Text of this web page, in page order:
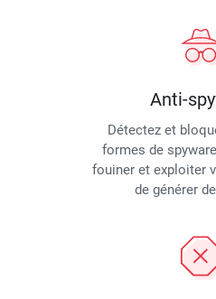
Anti-
Détectez et
formes de
fouiner et exploiter
de générer